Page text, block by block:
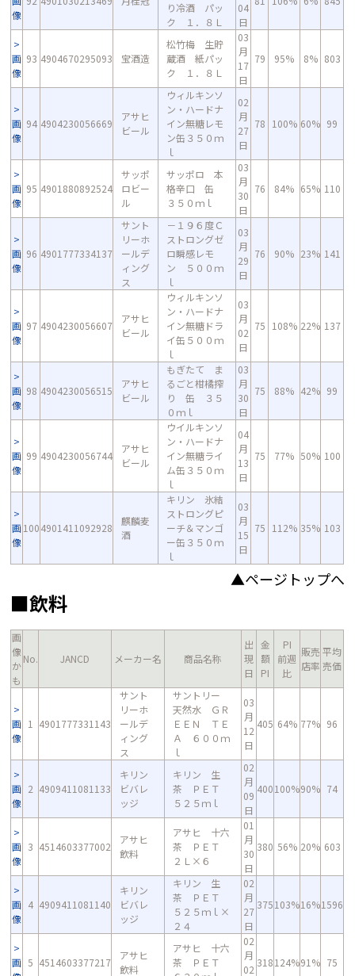
像
り冷酒 パッ
ク １．８Ｌ
04
日
画
像
93 4904670295093 宝酒造
松竹梅 生貯
蔵酒 紙パッ
ク １．８Ｌ
03
月
17
日
79 95% 8% 803
画
像
94 4904230056669
アサヒ
ビール
ウィルキンソ
ン・ハードナ
イン無糖レモ
ン缶３５０ｍ
ｌ
02
月
27
日
78 100% 60% 99
画
像
95 4901880892524
サッポ
ロビー
ル
サッポロ 本
格辛口 缶
３５０ｍｌ
03
月
30
日
76 84% 65% 110
画
像
96 4901777334137
サント
リーホ
ールデ
ィング
ス
－１９６度Ｃ
ストロングゼ
ロ瞬感レモ
ン ５００ｍ
ｌ
03
月
29
日
76 90% 23% 141
画
像
97 4904230056607
アサヒ
ビール
ウィルキンソ
ン・ハードナ
イン無糖ドラ
イ缶５００ｍ
ｌ
03
月
02
日
75 108% 22% 137
画
像
98 4904230056515
アサヒ
ビール
もぎたて ま
るごと柑橘搾
り 缶 ３５
０ｍｌ
03
月
30
日
75 88% 42% 99
画
像
99 4904230056744
アサヒ
ビール
ウイルキンソ
ン・ハードナ
イン無糖ライ
ム缶３５０ｍ
ｌ
04
月
13
日
75 77% 50% 100
画
像
1004901411092928
麒麟麦
酒
キリン 氷結
ストロングピ
ーチ＆マンゴ
ー缶３５０ｍ
ｌ
03
月
15
日
75 112% 35% 103
▲ページトップへ
■飲料
画
像
か
も
No. JANCD メーカー名 商品名称
出
現
日
金
額
PI
PI
前週
比
販売
店率
平均
売価
画
像
1 4901777331143
サント
リーホ
ールデ
ィング
ス
サントリー
天然水 ＧＲ
ＥＥＮ ＴＥ
Ａ ６００ｍ
ｌ
03
月
12
日
405 64% 77% 96
画
像
2 4909411081133
キリン
ビバレ
ッジ
キリン 生
茶 ＰＥＴ
５２５ｍｌ
02
月
09
日
400100%90% 74
画
像
3 4514603377002
アサヒ
飲料
アサヒ 十六
茶 ＰＥＴ
２Ｌ×６
01
月
30
日
380 56% 20% 603
画
像
4 4909411081140
キリン
ビバレ
ッジ
キリン 生
茶 ＰＥＴ
５２５ｍｌ×
２４
02
月
27
日
375103%16%1596
画 5 4514603377217
アサヒ
飲料
アサヒ 十六
茶 ＰＥＴ
02
月
02
318124%91% 75